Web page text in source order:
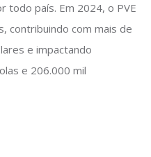
todo país. Em 2024, o PVE
contribuindo com mais de
e impactando
e 206.000 mil